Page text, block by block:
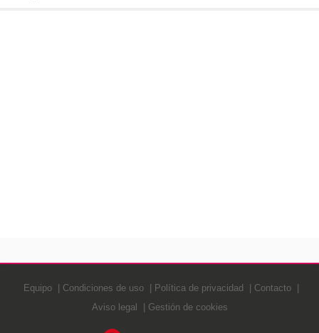
Equipo Condiciones de uso Política de privacidad
Contacto
Aviso legal
Gestión de cookies